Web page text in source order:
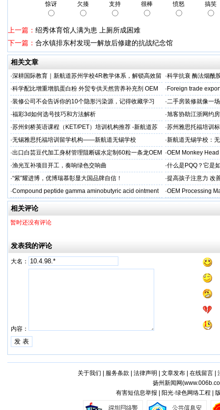
惊讶 欠揍 支持 很棒 愤怒 搞笑
上一篇： 绍秀体育馆人满为患 上厕所成困难
下一篇： 合水镇排东村发现一解放后修建的抗战纪念馆
相关文章
·深耕国际教育｜新航道苏州学校4R教学体系，解锁高效留
学备考之路
·科学抗衰 酶法烟酰
M/ODM定制
·科学配比增重增肌蛋白粉 外贸专供天然营养补充剂 OEM
源头定制
· Foreign trade
·装修公司不会告诉你的10个隐形污染源，记得收藏学习 ·二手房装修就像一
糟心！看完这篇再开
·福彩3d如何选号技巧和方法解析 ·旭客协助江浙网约
标杆
·苏州剑桥英语课程（KET/PET）培训机构推荐 -新航道苏
州学校
·苏州雅思托福培训
率领先
·无锡雅思托福培训留学机构——新航道无锡学校 ·新航道无锡学校：
·出口白芸豆代加工身材管理阻断碳水定制60粒一条龙OEM
贴牌
·OEM Monkey
aps
·渔光互补项目开工，奏响绿色交响曲 ·什么是PQQ？它是
·“紫”耀进博，优博瑞慕彰显大国品牌自信！ ·提高孩子注意力 改
·Compound peptide gamma aminobutyric acid ointment ·OEM Processing
相关评论
暂时还没有评论
发表我的评论
大名：
内容：
关于我们 服务条款 法律声明 文章发布| 在线留言|
扬州新闻网(
有害短信息举报 | 阳光·绿色网络工程 |